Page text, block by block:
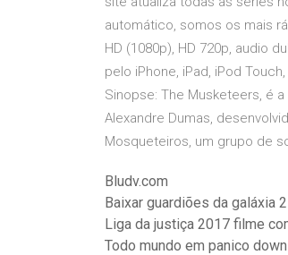
automático, somos os mais
HD (1080p), HD 720p, audio
pelo iPhone, iPad, iPod
Sinopse: The Musketeers, é
Alexandre Dumas,
Mosqueteiros, um grupo de
Bludv.com
Baixar guardiões da galáxia
Liga da justiça 2017 filme
Todo mundo em panico